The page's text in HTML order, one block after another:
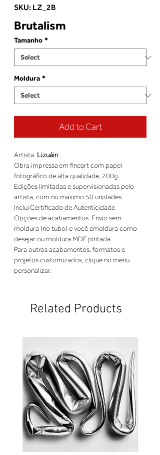
SKU: LZ_2B
Brutalism
Tamanho *
Moldura *
Add to Cart
Artista: Lizuáin
Obra impressa em fineart com papel
fotográfico de alta qualidade, 200g
Edições limitadas e supervisionadas pelo
artista, com no máximo 50 unidades
Inclui Certificado de Autenticidade
Opções de acabamentos: Envio sem
moldura (no tubo) e você emoldura como
desejar ou moldura MDF pintada.
Para outros acabamentos, formatos e
projetos customizados, clique no menu
personalizar.
Related Products